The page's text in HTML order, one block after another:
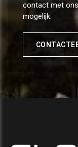
contact met
mogelijk.